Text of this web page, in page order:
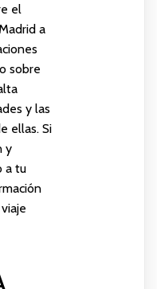
el
a
sobre
y las
ellas. Si
y
a tu